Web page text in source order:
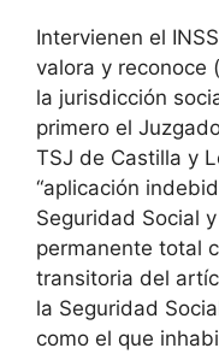
Intervienen el
valora y reconoce
la jurisdicción
primero el
TSJ de Castilla y
“aplicación
Seguridad Social
permanente total
transitoria del
la Seguridad
como el que